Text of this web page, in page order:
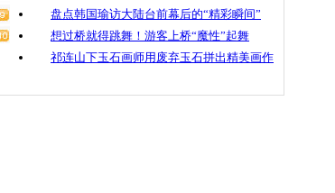
盘点韩国瑜访大陆台前幕后的“精彩瞬间”
想过桥就得跳舞！游客上桥“魔性”起舞
祁连山下玉石画师用废弃玉石拼出精美画作